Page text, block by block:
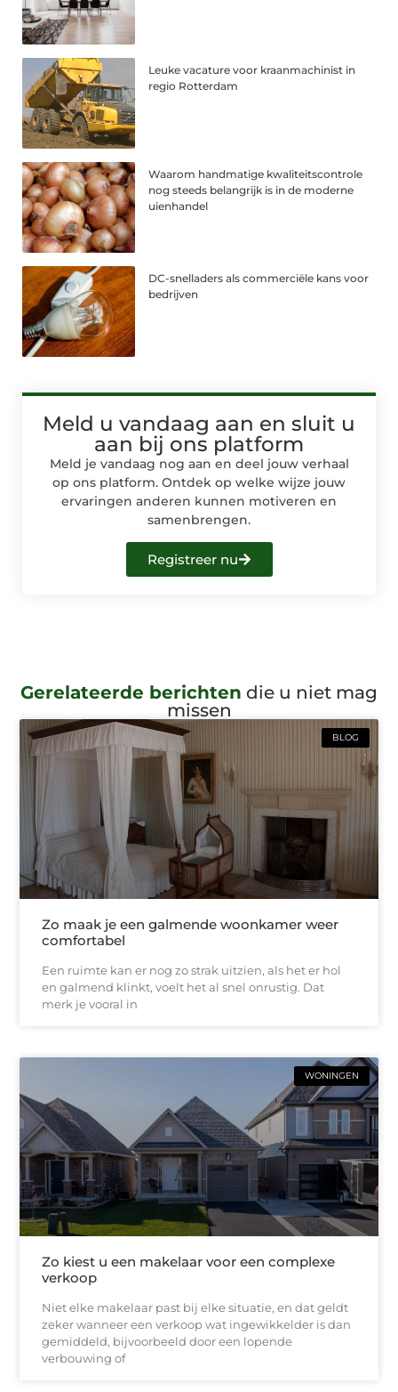
Leuke vacature voor kraanmachinist in
regio Rotterdam
Waarom handmatige kwaliteitscontrole
nog steeds belangrijk is in de moderne
uienhandel
DC-snelladers als commerciële kans voor
bedrijven
Meld u vandaag aan en sluit u
aan bij ons platform
Meld je vandaag nog aan en deel jouw verhaal
op ons platform. Ontdek op welke wijze jouw
ervaringen anderen kunnen motiveren en
samenbrengen.
Registreer nu
Gerelateerde berichten die u niet mag
missen
BLOG
Zo maak je een galmende woonkamer weer
comfortabel
Een ruimte kan er nog zo strak uitzien, als het er hol
en galmend klinkt, voelt het al snel onrustig. Dat
merk je vooral in
WONINGEN
Zo kiest u een makelaar voor een complexe
verkoop
Niet elke makelaar past bij elke situatie, en dat geldt
zeker wanneer een verkoop wat ingewikkelder is dan
gemiddeld, bijvoorbeeld door een lopende
verbouwing of